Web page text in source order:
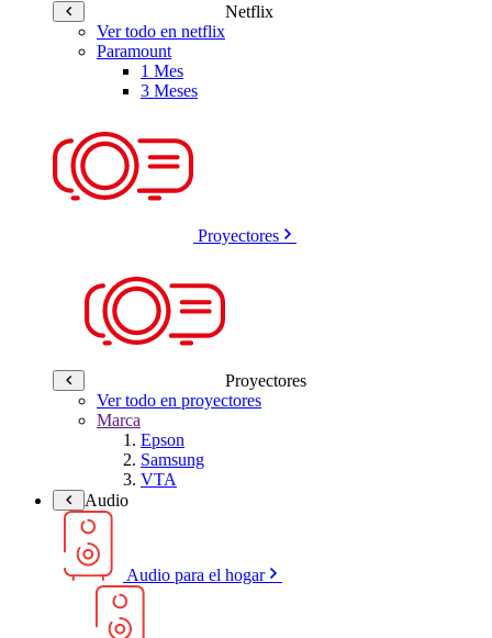
Netflix
Ver todo en netflix
Paramount
1 Mes
3 Meses
Proyectores
Proyectores
Ver todo en proyectores
Marca
Epson
Samsung
VTA
Audio
Audio para el hogar